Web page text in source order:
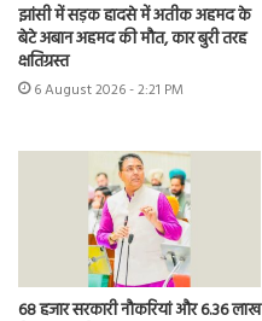
झांसी में सड़क हादसे में अतीक अहमद के
बेटे अबान अहमद की मौत, कार बुरी तरह
क्षतिग्रस्त
6 August 2026 - 2:21 PM
68 हजार सरकारी नौकरियां और 6.36 लाख